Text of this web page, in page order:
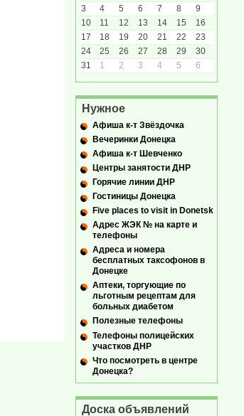
3
4 5 6 7 8
9
10
11 12 13 14 15
16
17
18 19 20 21 22
23
24
25 26 27 28 29
30
31
1 2 3 4 5 6
Нужное
Афиша к-т Звёздочка
Вечеринки Донецка
Афиша к-т Шевченко
Центры занятости ДНР
Горячие линии ДНР
Гостиницы Донецка
Five places to visit in Donetsk
Адрес ЖЭК № на карте и
телефоны
Адреса и номера
бесплатных таксофонов в
Донецке
Аптеки, торгующие по
льготным рецептам для
больных диабетом
Полезные телефоны
Телефоны полицейских
участков ДНР
Что посмотреть в центре
Донецка?
Доска объявлений